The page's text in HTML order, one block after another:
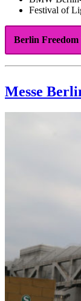
Festival of
Berlin Freedom
Messe